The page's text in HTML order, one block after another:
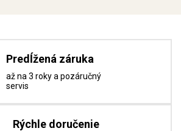
Predĺžená záruka
až na 3 roky a pozáručný
servis
Rýchle doručenie